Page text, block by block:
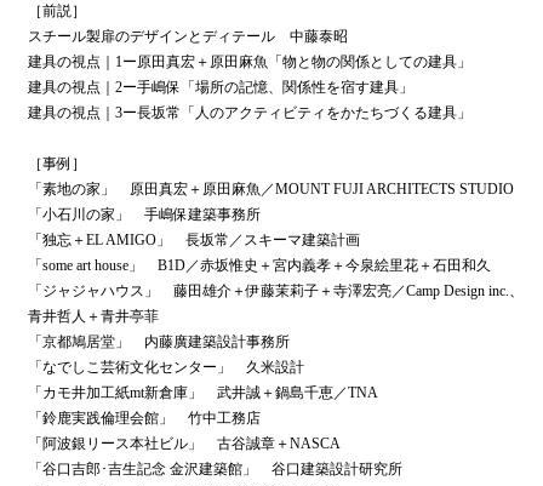
［前説］
スチール製扉のデザインとディテール 中藤泰昭
建具の視点｜1ー原田真宏＋原田麻魚「物と物の関係としての建具」
建具の視点｜2ー手嶋保「場所の記憶、関係性を宿す建具」
建具の視点｜3ー長坂常「人のアクティビティをかたちづくる建具」
［事例］
「素地の家」 原田真宏＋原田麻魚／MOUNT FUJI ARCHITECTS STUDIO
「小石川の家」 手嶋保建築事務所
「独忘＋EL AMIGO」 長坂常／スキーマ建築計画
「some art house」 B1D／赤坂惟史＋宮内義孝＋今泉絵里花＋石田和久
「ジャジャハウス」 藤田雄介＋伊藤茉莉子＋寺澤宏亮／Camp Design inc.、
青井哲人＋青井亭菲
「京都鳩居堂」 内藤廣建築設計事務所
「なでしこ芸術文化センター」 久米設計
「カモ井加工紙mt新倉庫」 武井誠＋鍋島千恵／TNA
「鈴鹿実践倫理会館」 竹中工務店
「阿波銀リース本社ビル」 古谷誠章＋NASCA
「谷口吉郎･吉生記念 金沢建築館」 谷口建築設計研究所